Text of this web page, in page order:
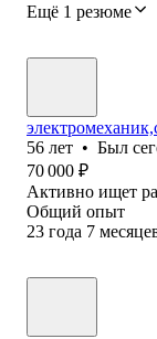
Ещё 1 резюме
56 лет • Был
70 000 ₽
Активно ищет
Общий опыт
23 года 7